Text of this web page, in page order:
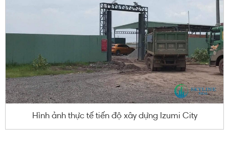
Hình ảnh thực tế tiến độ xây dựng Izumi City